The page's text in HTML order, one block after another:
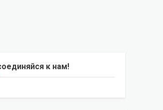
к нам!